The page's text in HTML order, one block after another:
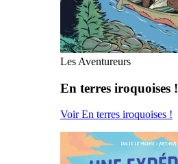
Les Aventureurs
En terres iroquoises !
Voir En terres iroquoises !